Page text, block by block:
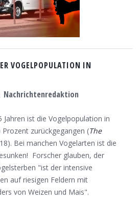
VOGELPOPULATION IN
Nachrichtenredaktion
Jahren ist die Vogelpopulation in
zurückgegangen (The
Bei manchen Vogelarten ist die
Forscher glauben, der
"ist der intensive
auf riesigen Feldern mit
von Weizen und Mais".